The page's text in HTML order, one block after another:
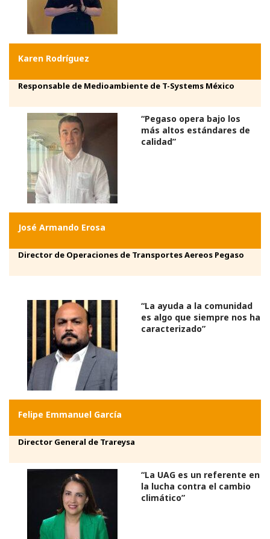
Karen Rodríguez
Responsable de Medioambiente de T-Systems México
“Pegaso opera bajo los
más altos estándares de
calidad”
José Armando Erosa
Director de Operaciones de Transportes Aereos Pegaso
“La ayuda a la comunidad
es algo que siempre nos ha
caracterizado”
Felipe Emmanuel García
Director General de Trareysa
“La UAG es un referente en
la lucha contra el cambio
climático”